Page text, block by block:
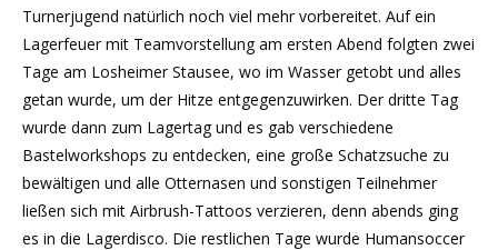
Turnerjugend natürlich noch viel mehr vorbereitet. Auf ein
Lagerfeuer mit Teamvorstellung am ersten Abend folgten zwei
Tage am Losheimer Stausee, wo im Wasser getobt und alles
getan wurde, um der Hitze entgegenzuwirken. Der dritte Tag
wurde dann zum Lagertag und es gab verschiedene
Bastelworkshops zu entdecken, eine große Schatzsuche zu
bewältigen und alle Otternasen und sonstigen Teilnehmer
ließen sich mit Airbrush-Tattoos verzieren, denn abends ging
es in die Lagerdisco. Die restlichen Tage wurde Humansoccer